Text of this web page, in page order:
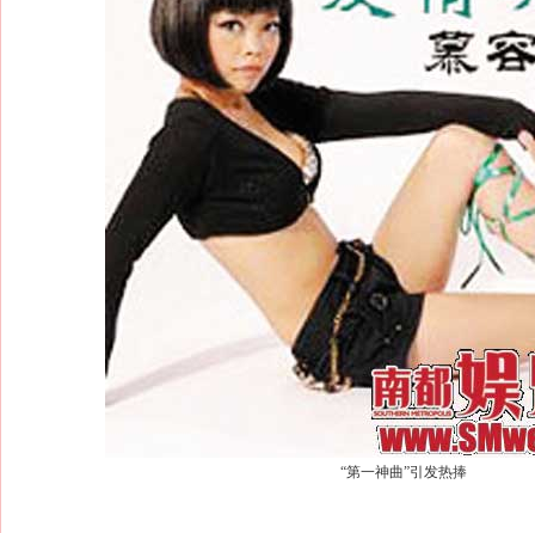
“第一神曲”引发热捧